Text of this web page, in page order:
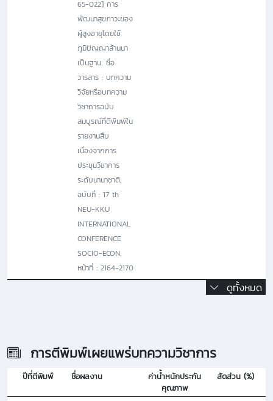
65-022] การ
พัฒนาสุขภาวะของ
ผู้สูงอายุโดยใช้
ภูมิปัญญาล้านนา
เป็นฐาน, ชื่อ
วารสาร : บทความ
วิจัยหรือบทความ
วิชาการฉบับ
สมบูรณ์ที่ตีพิมพ์ใน
รายงานสืบ
เนื่องจากการ
ประชุมวิชาการ
ระดับนานาชาติ,
ฉบับที่ : 17 th
NEU-KKU
INTERNATIONAL
CONFERENCE
SOCIO-ECON,
หน้าที่ : 2164-2170
ดูทั้งหมด
การตีพิมพ์เผยแพร่บทความวิชาการ
ปีที่ตีพิมพ์ ชื่อผลงาน
ค่าน้ำหนักประกัน
คุณภาพ
สัดส่วน (%)